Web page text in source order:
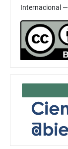
Internacional —